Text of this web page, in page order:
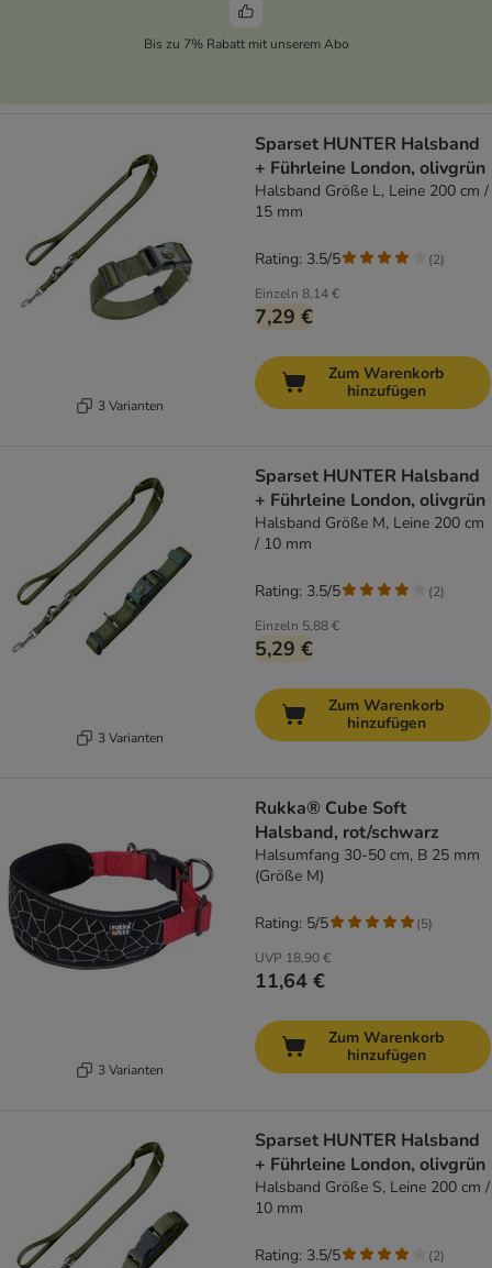
Bis zu 7% Rabatt mit unserem Abo
3 Varianten
Sparset HUNTER Halsband
+ Führleine London, olivgrün
Halsband Größe L, Leine 200 cm /
15 mm
Einzeln 8,14 €
7,29 €
Rating: 3.5/5 (2)
Zum Warenkorb
hinzufügen
3 Varianten
Sparset HUNTER Halsband
+ Führleine London, olivgrün
Halsband Größe M, Leine 200 cm
/ 10 mm
Einzeln 5,88 €
5,29 €
Rating: 3.5/5 (2)
Zum Warenkorb
hinzufügen
3 Varianten
Rukka® Cube Soft
Halsband, rot/schwarz
Halsumfang 30-50 cm, B 25 mm
(Größe M)
UVP 18,90 €
11,64 €
Rating: 5/5 (5)
Zum Warenkorb
hinzufügen
Sparset HUNTER Halsband
+ Führleine London, olivgrün
Halsband Größe S, Leine 200 cm /
10 mm
Rating: 3.5/5 (2)